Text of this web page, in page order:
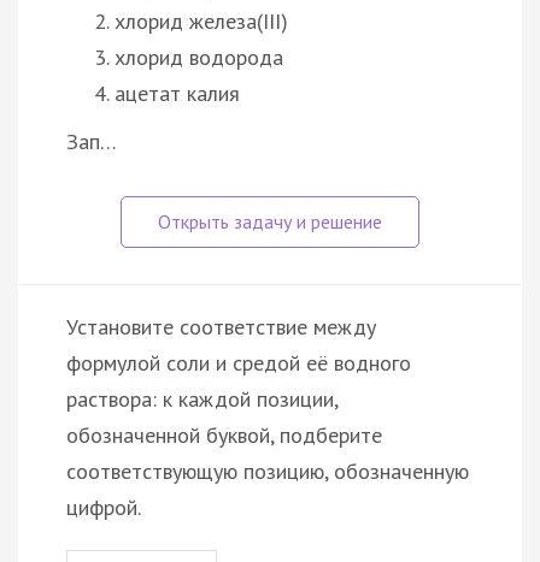
хлорид железа(III)
хлорид водорода
ацетат калия
Зап…
Установите соответствие между
формулой соли и средой её водного
раствора: к каждой позиции,
обозначенной буквой, подберите
соответствующую позицию, обозначенную
цифрой.